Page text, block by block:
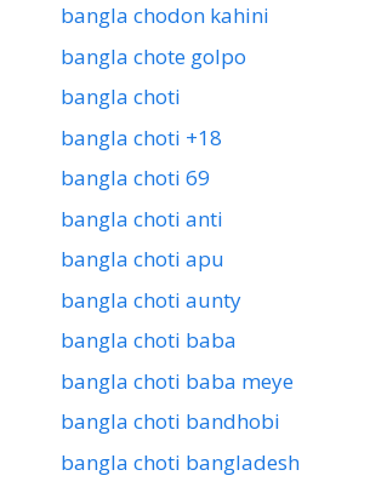
bangla chodon kahini
bangla chote golpo
bangla choti
bangla choti +18
bangla choti 69
bangla choti anti
bangla choti apu
bangla choti aunty
bangla choti baba
bangla choti baba meye
bangla choti bandhobi
bangla choti bangladesh